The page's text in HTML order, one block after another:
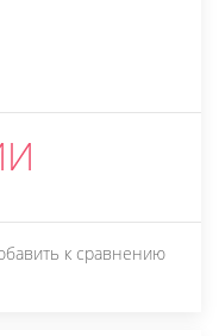
к сравнению